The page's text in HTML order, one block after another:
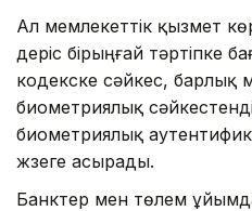
Ал мемлекеттік қызмет
үдеріс бірыңғай тәртіпке
кодекске сәйкес, барлық
биометриялық
биометриялық
жүзеге асырады.
Банктер мен төлем